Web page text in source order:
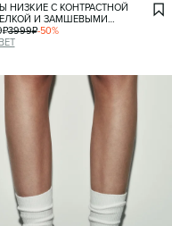
НИЗКИЕ С КОНТРАСТНОЙ
И ЗАМШЕВЫМИ
₽3999₽-50%